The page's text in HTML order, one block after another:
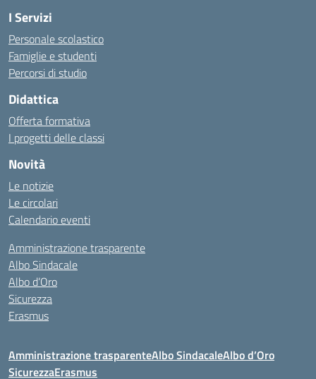
I Servizi
Personale scolastico
Famiglie e studenti
Percorsi di studio
Didattica
Offerta formativa
I progetti delle classi
Novità
Le notizie
Le circolari
Calendario eventi
Amministrazione trasparente
Albo Sindacale
Albo d’Oro
Sicurezza
Erasmus
Amministrazione trasparenteAlbo SindacaleAlbo d’Oro
SicurezzaErasmus